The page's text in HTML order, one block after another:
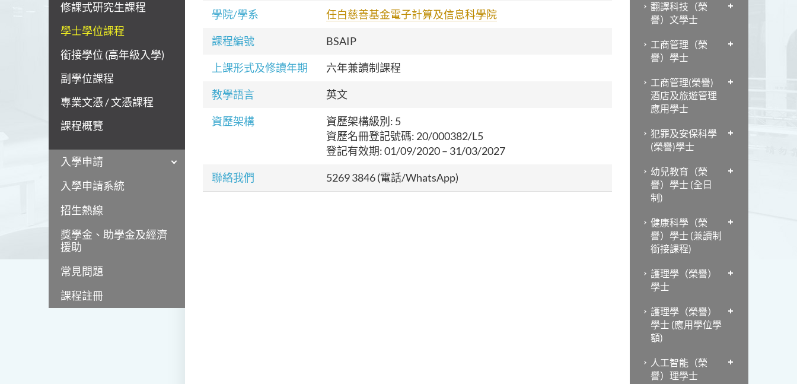
修課式研究生課程
學士學位課程
銜接學位 (高年級入學)
副學位課程
專業文憑 / 文憑課程
課程概覽
入學申請
入學申請系統
招生熱線
獎學金、助學金及經濟
援助
常見問題
課程註冊
學院/學系 任白慈善基金電子計算及信息科學院
課程編號 BSAIP
上課形式及修讀年期 六年兼讀制課程
教學語言 英文
資歷架構
資歷架構級別: 5
資歷名冊登記號碼: 20/000382/L5
登記有效期: 01/09/2020 – 31/03/2027
聯絡我們 5269 3846 (電話/WhatsApp)
翻譯科技（榮
譽）文學士
工商管理（榮
譽）學士
工商管理(榮譽)
酒店及旅遊管理
應用學士
犯罪及安保科學
(榮譽)學士
幼兒教育（榮
譽）學士 (全日
制)
健康科學（榮
譽）學士 (兼讀制
銜接課程)
護理學（榮譽）
學士
護理學（榮譽）
學士 (應用學位學
額)
人工智能（榮
譽）理學士